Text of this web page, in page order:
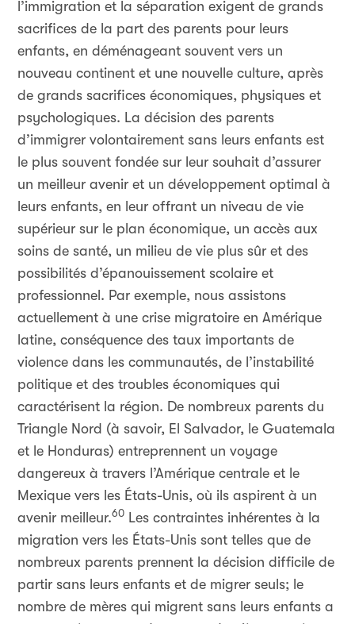
l’immigration et la séparation exigent de grands
sacrifices de la part des parents pour leurs
enfants, en déménageant souvent vers un
nouveau continent et une nouvelle culture, après
de grands sacrifices économiques, physiques et
psychologiques. La décision des parents
d’immigrer volontairement sans leurs enfants est
le plus souvent fondée sur leur souhait d’assurer
un meilleur avenir et un développement optimal à
leurs enfants, en leur offrant un niveau de vie
supérieur sur le plan économique, un accès aux
soins de santé, un milieu de vie plus sûr et des
possibilités d’épanouissement scolaire et
professionnel. Par exemple, nous assistons
actuellement à une crise migratoire en Amérique
latine, conséquence des taux importants de
violence dans les communautés, de l’instabilité
politique et des troubles économiques qui
caractérisent la région. De nombreux parents du
Triangle Nord (à savoir, El Salvador, le Guatemala
et le Honduras) entreprennent un voyage
dangereux à travers l’Amérique centrale et le
Mexique vers les États-Unis, où ils aspirent à un
avenir meilleur.60 Les contraintes inhérentes à la
migration vers les États-Unis sont telles que de
nombreux parents prennent la décision difficile de
partir sans leurs enfants et de migrer seuls; le
nombre de mères qui migrent sans leurs enfants a